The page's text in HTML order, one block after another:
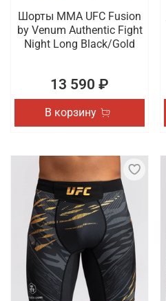
Шорты ММА UFC Fusion
by Venum Authentic Fight
Night Long Black/Gold
13 590 ₽
В корзину